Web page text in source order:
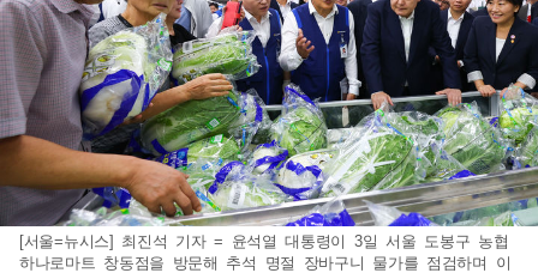
[서울=뉴시스] 최진석 기자 = 윤석열 대통령이 3일 서울 도봉구 농협
하나로마트 창동점을 방문해 추석 명절 장바구니 물가를 점검하며 이